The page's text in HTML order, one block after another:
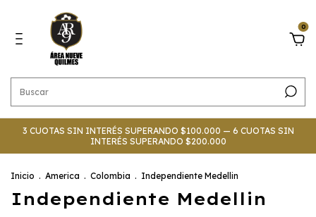
0
3 CUOTAS SIN INTERÉS SUPERANDO $100.000 — 6 CUOTAS SIN
INTERÉS SUPERANDO $200.000
Inicio . America . Colombia . Independiente Medellin
Independiente Medellin